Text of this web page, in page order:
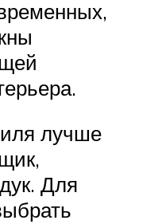
лучше
Для